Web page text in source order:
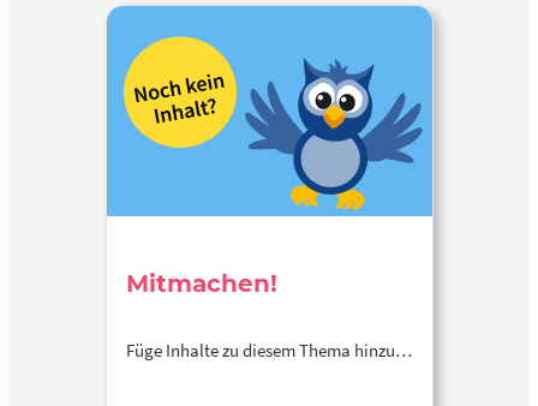
Mitmachen!
Füge Inhalte zu diesem Thema hinzu…